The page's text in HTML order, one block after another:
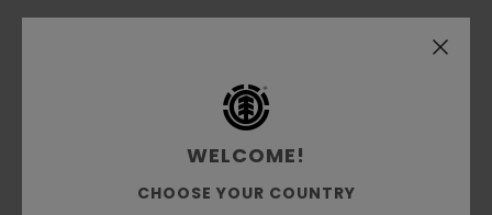
Conscious by Nature:Bio-Baumwolle
Mischgewebe aus Bio-Baumwolle
und recyceltem Polyester
WELCOME!
CHOOSE YOUR COUNTRY